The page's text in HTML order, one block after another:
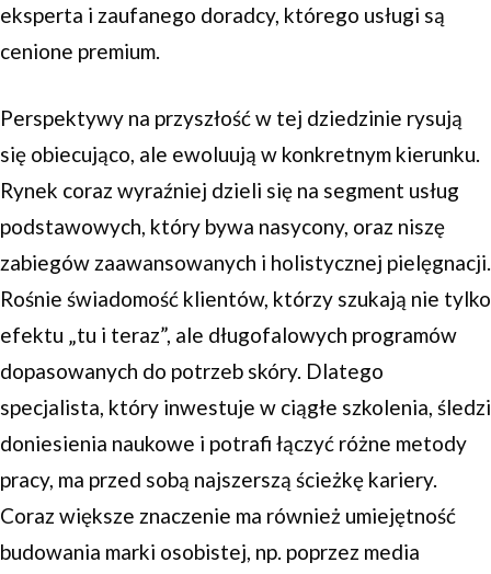
eksperta i zaufanego doradcy, którego usługi są
cenione premium.
Perspektywy na przyszłość w tej dziedzinie rysują
się obiecująco, ale ewoluują w konkretnym kierunku.
Rynek coraz wyraźniej dzieli się na segment usług
podstawowych, który bywa nasycony, oraz niszę
zabiegów zaawansowanych i holistycznej pielęgnacji.
Rośnie świadomość klientów, którzy szukają nie tylko
efektu „tu i teraz”, ale długofalowych programów
dopasowanych do potrzeb skóry. Dlatego
specjalista, który inwestuje w ciągłe szkolenia, śledzi
doniesienia naukowe i potrafi łączyć różne metody
pracy, ma przed sobą najszerszą ścieżkę kariery.
Coraz większe znaczenie ma również umiejętność
budowania marki osobistej, np. poprzez media